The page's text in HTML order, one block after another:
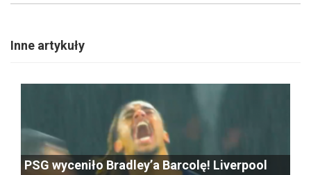
Inne artykuły
PSG wyceniło Bradley’a Barcolę! Liverpool